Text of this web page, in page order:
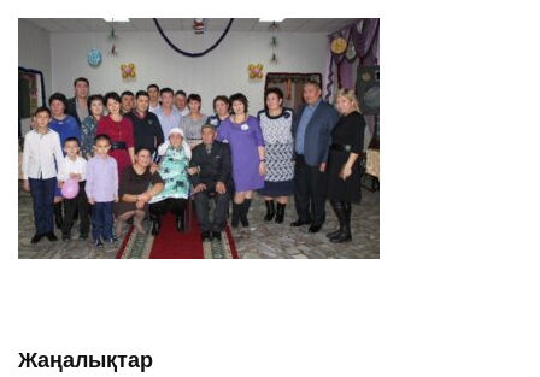
Жаңалықтар